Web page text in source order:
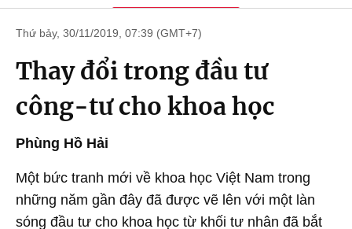
Thứ bảy, 30/11/2019, 07:39 (GMT+7)
Thay đổi trong đầu tư
công-tư cho khoa học
Phùng Hồ Hải
Một bức tranh mới về khoa học Việt Nam trong
những năm gần đây đã được vẽ lên với một làn
sóng đầu tư cho khoa học từ khối tư nhân đã bắt